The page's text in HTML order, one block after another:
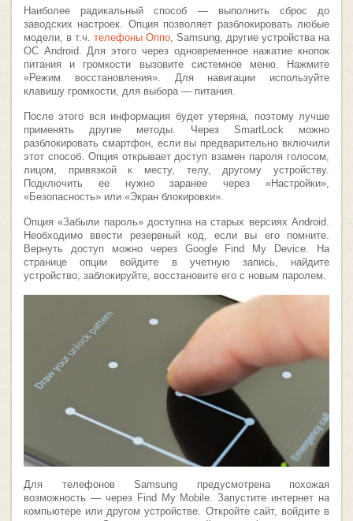
Наиболее радикальный способ ― выполнить сброс до
заводских настроек. Опция позволяет разблокировать любые
модели, в т.ч. телефоны Оппо , Samsung, другие устройства на
ОС Android. Для этого через одновременное нажатие кнопок
питания и громкости вызовите системное меню. Нажмите
«Режим восстановления». Для навигации используйте
клавишу громкости, для выбора ― питания.
После этого вся информация будет утеряна, поэтому лучше
применять другие методы. Через SmartLock можно
разблокировать смартфон, если вы предварительно включили
этот способ. Опция открывает доступ взамен пароля голосом,
лицом, привязкой к месту, телу, другому устройству.
Подключить ее нужно заранее через «Настройки»,
«Безопасность» или «Экран блокировки».
Опция «Забыли пароль» доступна на старых версиях Android.
Необходимо ввести резервный код, если вы его помните.
Вернуть доступ можно через Google Find My Device. На
странице опции войдите в учетную запись, найдите
устройство, заблокируйте, восстановите его с новым паролем.
Для телефонов Samsung предусмотрена похожая
возможность ― через Find My Mobile. Запустите интернет на
компьютере или другом устройстве. Откройте сайт, войдите в